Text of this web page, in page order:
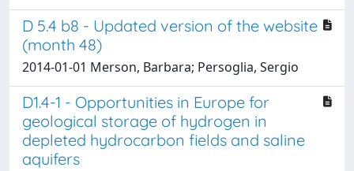
D 5.4 b8 - Updated version of the website
(month 48)
2014-01-01 Merson, Barbara; Persoglia, Sergio
D1.4-1 - Opportunities in Europe for
geological storage of hydrogen in
depleted hydrocarbon fields and saline
aquifers